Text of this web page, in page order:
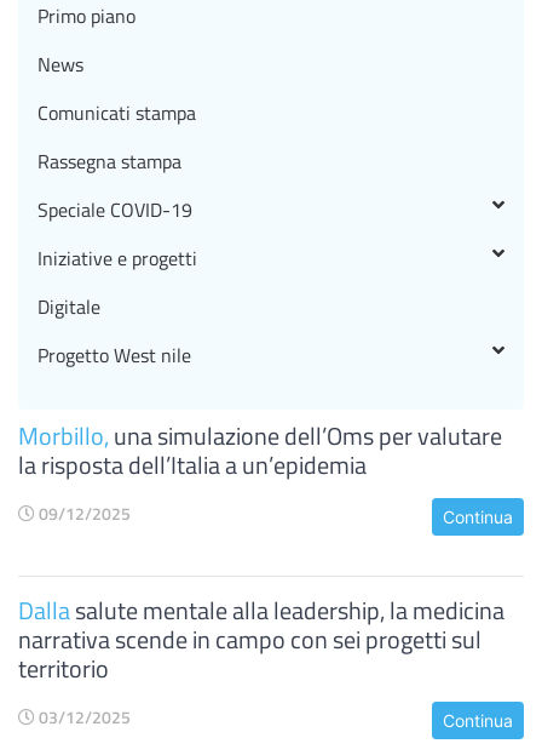
Morbillo,una simulazione dell’Oms per valutare
la risposta dell’Italia a un’epidemia
09/12/2025 Continua
Dallasalute mentale alla leadership, la medicina
narrativa scende in campo con sei progetti sul
territorio
03/12/2025 Continua
Primo piano
News
Comunicati stampa
Rassegna stampa
Speciale COVID-19
Iniziative e progetti
Digitale
Progetto West nile